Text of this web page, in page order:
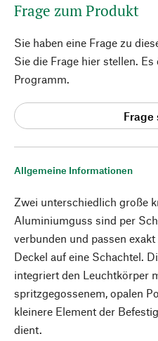
Allgemeine Informationen
Zwei unterschiedlich große
Aluminiumguss sind per
verbunden und passen
Deckel auf eine Schachtel.
integriert den Leuchtkörper
spritzgegossenem, opalen
kleinere Element der
dient.
Frage zum Produkt
Sie haben eine Frage zu
Sie die Frage hier stellen.
Programm.
Frage